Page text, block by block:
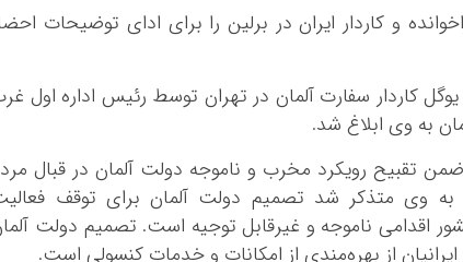
کرمانشاه
گلستان
لرستان
مازندران
مرکزی
هرمزگان
و کاردار ایران در برلین را برای ادای توضیحات
کاردار سفارت آلمان در تهران توسط رئیس اداره اول
به وی ابلاغ شد.
تقبیح رویکرد مخرب و ناموجه دولت آلمان در قبال
به وی متذکر شد تصمیم دولت آلمان برای توقف
اقدامی ناموجه و غیرقابل توجیه است. تصمیم دولت
از بهره‌مندی از امکانات و خدمات کنسولی است.